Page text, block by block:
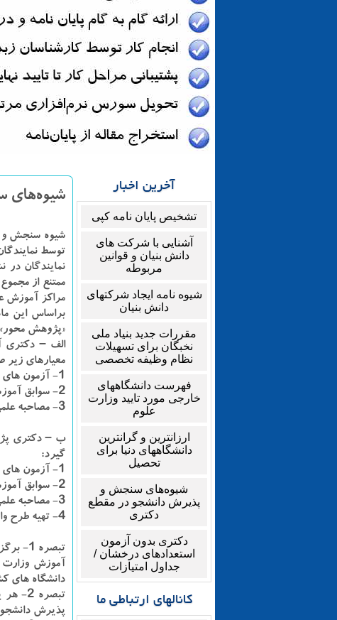
آخرین اخبار
تشخیص پایان نامه کپی
آشنایی با شرکت های
دانش بنیان و قوانین
مربوطه
شیوه نامه ایجاد شرکتهای
دانش بنیان
مقررات جدید بنیاد ملی
نخبگان برای تسهیلات
نظام وظیفه تخصصی
فهرست دانشگاههای
خارجی مورد تایید وزارت
علوم
ارزانترین و گرانترین
دانشگاههای دنیا برای
تحصیل
شیوه‌های سنجش و
پذیرش دانشجو در مقطع
دکتری
دکتری بدون آزمون
استعدادهای درخشان /
جداول امتیازات
کانالهای ارتباطی ما
شیوه‌های
شیوه سنجش و
توسط
مراکز آموزش
براساس این
«پژوهش
الف – دکتری
معیارهای
۱- آزمون های متمرکز (۵۰ درصد)
۲- سوابق آ‌موزشی، پژوهشی و فناوری (۲۰ درصد)
۳- مصاحبه علمی و سنجش عملی (۳۰ درصد)
ب – دکتری
گیرد:
۱- آزمون های متمرکز (۳۰ درصد)
۲- سوابق آموزشی، پژوهشی و فناوری (۲۰ درصد)
۳- مصاحبه علمی و بخش عملی (۳۰ درصد)
۴- تهیه طرح واره (۲۰ درصد)
آموزش وزارت
دانشگاه های
پذیرش دانشجو